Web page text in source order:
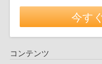
今す
コンテンツ